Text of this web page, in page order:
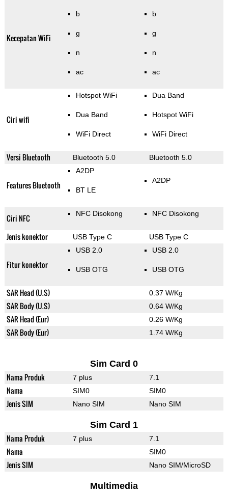
Kecepatan WiFi
b
g
n
ac
b
g
n
ac
Ciri wifi
Hotspot WiFi
Dua Band
WiFi Direct
Dua Band
Hotspot WiFi
WiFi Direct
Versi Bluetooth Bluetooth 5.0 Bluetooth 5.0
Features Bluetooth
A2DP
BT LE
A2DP
Ciri NFC NFC Disokong NFC Disokong
Jenis konektor USB Type C USB Type C
Fitur konektor
USB 2.0
USB OTG
USB 2.0
USB OTG
SAR Head (U.S) 0.37 W/Kg
SAR Body (U.S) 0.64 W/Kg
SAR Head (Eur) 0.26 W/Kg
SAR Body (Eur) 1.74 W/Kg
Sim Card 0
Nama Produk 7 plus 7.1
Nama SIM0 SIM0
Jenis SIM Nano SIM Nano SIM
Sim Card 1
Nama Produk 7 plus 7.1
Nama SIM0
Jenis SIM Nano SIM/MicroSD
Multimedia